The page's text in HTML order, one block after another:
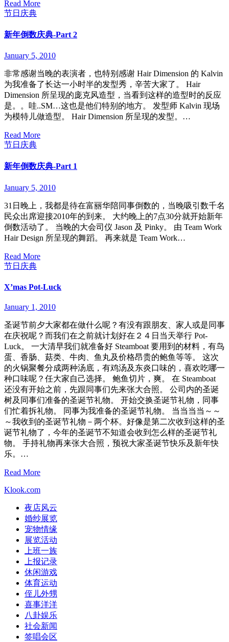
Read More
节日庆典
新年倒数庆典-Part 2
January 5, 2010
非常感谢当晚的表演者，也特别感谢 Hair Dimension 的 Kalvin
为我准备了长达一小时半的发型秀，辛苦大家了。 Hair
Dimension 所呈现的庞克风造型，当看到这样的造型时的反应
是。。哇..SM…这也是他们特别的地方。 发型师 Kalvin 现场
为模特儿做造型。 Hair Dimension 所呈现的发型。…
Read More
节日庆典
新年倒数庆典-Part 1
January 5, 2010
31日晚上，我都是待在富丽华陪同事倒数的，当晚吸引数千名
民众出席迎接2010年的到来。 大约晚上的7点30分就开始新年
倒数活动了。 当晚的大会司仪 Jason 及 Pinky。 由 Team Work
Hair Design 所呈现的舞蹈。 再来就是 Team Work…
Read More
节日庆典
X’mas Pot-Luck
January 1, 2010
圣诞节前夕大家都在做什么呢？有没有跟朋友、家人或是同事
在庆祝呢？而我们在之前就计划好在２４日当天举行 Pot-
Luck。 一大清早我们就准备好 Steamboat 要用到的材料，有鸟
蛋、香肠、菇类、牛肉、鱼丸及价格昂贵的鲍鱼等等。 这次
的火锅聚餐分成两种汤底，有鸡汤及东炎口味的，喜欢吃哪一
种口味呢？任大家自己选择。 鲍鱼切片，爽。 在 Steamboat
还没有开始之前，先跟同事们先来张大合照。 公司内的圣诞
树及同事们准备的圣诞节礼物。 开始交换圣诞节礼物，同事
们忙着拆礼物。 同事为我准备的圣诞节礼物。 当当当当～～
～我收到的圣诞节礼物－两个杯。好像是第二次收到这样的圣
诞节礼物了，今年的圣诞节不知道会收到怎么样的圣诞节礼
物。 手持礼物再来张大合照，预祝大家圣诞节快乐及新年快
乐。…
Read More
Klook.com
夜店风云
婚纱展览
宠物情缘
展览活动
上班一族
上报记录
休闲游戏
体育运动
侄儿外甥
喜事洋洋
八卦娱乐
社会新闻
签唱会区